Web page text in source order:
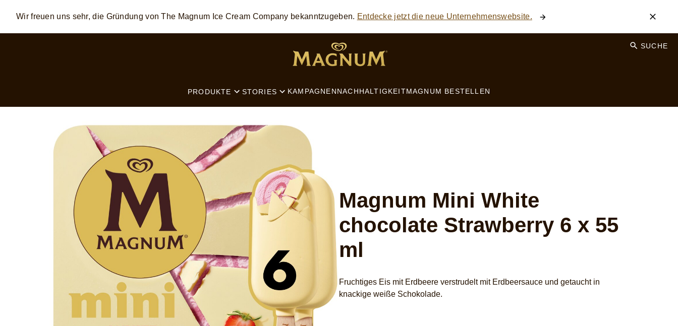
Skip to: MAIN CONTENT FOOTER SEARCH
Wir freuen uns sehr, die Gründung von The Magnum Ice Cream Company bekanntzugeben. Entdecke jetzt die neue Unternehmenswebsite.
PRODUKTE STORIES KAMPAGNENNACHHALTIGKEITMAGNUM BESTELLEN
SUCHE
Magnum Mini White
chocolate Strawberry 6 x 55
ml
Fruchtiges Eis mit Erdbeere verstrudelt mit Erdbeersauce und getaucht in
knackige weiße Schokolade.